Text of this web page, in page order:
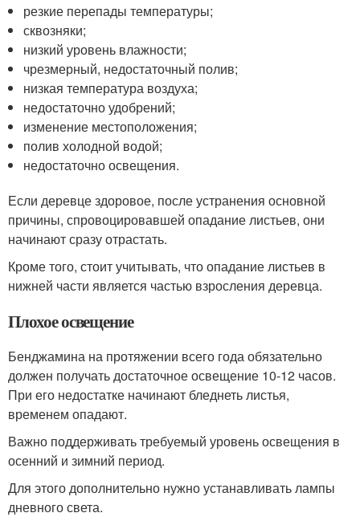
резкие перепады температуры;
сквозняки;
низкий уровень влажности;
чрезмерный, недостаточный полив;
низкая температура воздуха;
недостаточно удобрений;
изменение местоположения;
полив холодной водой;
недостаточно освещения.
Если деревце здоровое, после устранения основной
причины, спровоцировавшей опадание листьев, они
начинают сразу отрастать.
Кроме того, стоит учитывать, что опадание листьев в
нижней части является частью взросления деревца.
Плохое освещение
Бенджамина на протяжении всего года обязательно
должен получать достаточное освещение 10-12 часов.
При его недостатке начинают бледнеть листья,
временем опадают.
Важно поддерживать требуемый уровень освещения в
осенний и зимний период.
Для этого дополнительно нужно устанавливать лампы
дневного света.